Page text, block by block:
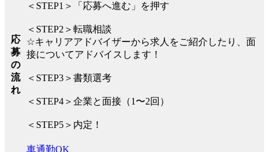
応
募
の
流
れ
＜STEP1＞「応募へ進む」を押す
＜STEP2＞転職相談
☆キャリアアドバイザーから求人をご紹介したり、面
接についてアドバイスします！
＜STEP3＞書類選考
＜STEP4＞企業と面接（1〜2回）
＜STEP5＞内定！
車通勤OK